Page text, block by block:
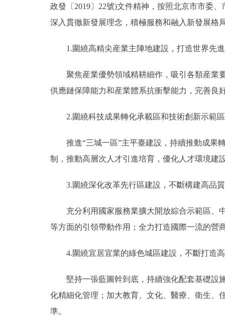
政發〔2019〕22號)文件精神，按照北京市市委
深入貫徹新發展理念，積極服務和融入新發展格
1.圍繞高精尖産業主陣地建設，打造世界先
聚焦産業優勢領域精耕細作，吸引各類産業要
供應鏈保障能力和産業體系抗衝擊能力，完善良
2.圍繞科技成果轉化承載區和技術創新示範區
推進“三城一區”主平臺建設，持續推動成果轉
制，推動高層次人才引進培育，優化人才環境建
3.圍繞深化改革先行區建設，不斷構建高品
充分利用國家服務業擴大開放綜合示範區、中
等方面的引領帶動作用；全力打造國際一流的營
4.圍繞宜居宜業的綠色城區建設，不斷打造高
堅持一張藍圖幹到底，持續強化配套基礎設施
化精細化管理；加大教育、文化、醫療、衛生、
準。